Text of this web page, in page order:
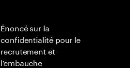
Énoncé sur la
confidentialité pour le
recrutement et
l’embauche